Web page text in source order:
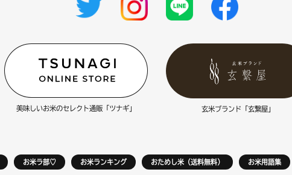
美味しいお米のセレクト通販「ツナギ」 玄米ブランド「玄繋屋」
お米ラ部♡ お米ランキング おためし米（送料無料） お米用語集